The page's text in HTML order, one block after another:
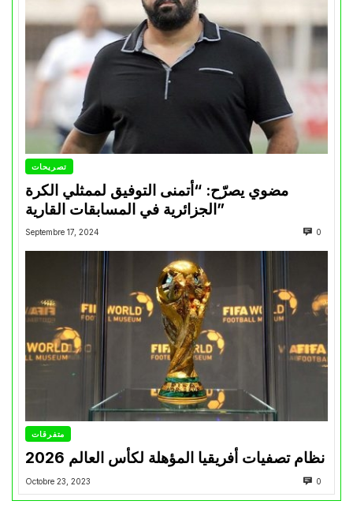
تصريحات
مضوي يصرّح: “أتمنى التوفيق لممثلي الكرة
الجزائرية في المسابقات القارية”
Septembre 17, 2024 0
متفرقات
نظام تصفيات أفريقيا المؤهلة لكأس العالم 2026
Octobre 23, 2023 0